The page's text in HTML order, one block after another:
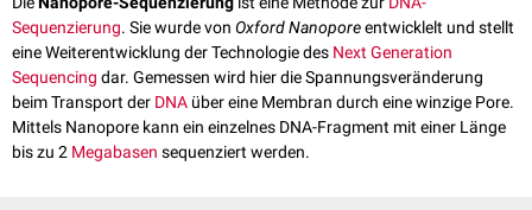
Sequenzierung. Sie wurde von Oxford Nanoporeentwicklelt und stellt
eine Weiterentwicklung der Technologie des Next Generation
Sequencing dar. Gemessen wird hier die Spannungsveränderung
beim Transport der DNA über eine Membran durch eine winzige Pore.
Mittels Nanopore kann ein einzelnes DNA-Fragment mit einer Länge
bis zu 2 Megabasen sequenziert werden.